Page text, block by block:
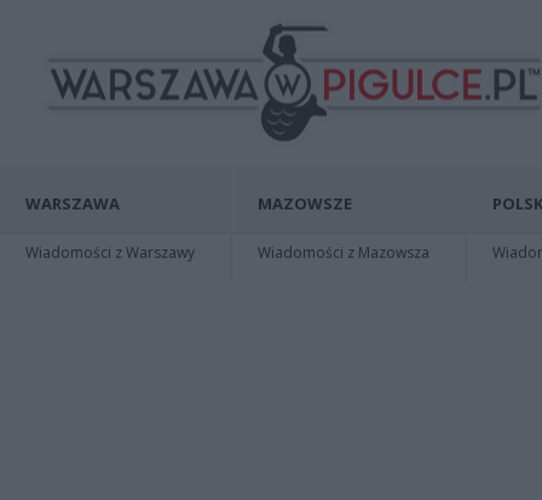
WARSZAWA
Wiadomości z Warszawy
MAZOWSZE
Wiadomości z Mazowsza